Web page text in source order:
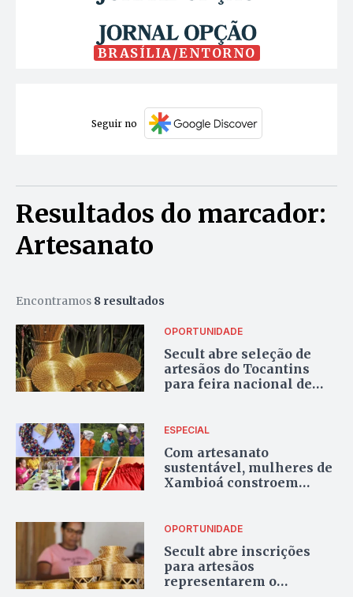
BRASÍLIA/ENTORNO
Seguir no
Resultados do marcador:
Artesanato
Encontramos 8 resultados
OPORTUNIDADE
Secult abre seleção de
artesãos do Tocantins
para feira nacional de
ESPECIAL
Com artesanato
sustentável, mulheres de
Xambioá constroem
sementes do Cerrado
OPORTUNIDADE
Secult abre inscrições
para artesãos
representarem o